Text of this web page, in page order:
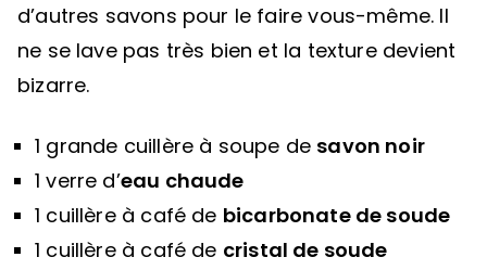
d’autres savons pour le faire vous-même. Il
ne se lave pas très bien et la texture devient
bizarre.
1 grande cuillère à soupe de savon noir
1 verre d’eau chaude
1 cuillère à café de bicarbonate de soude
1 cuillère à café de cristal de soude